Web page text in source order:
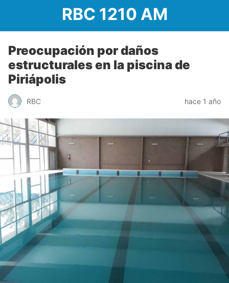
RBC 1210 AM
Preocupación por daños
estructurales en la piscina de
Piriápolis
RBC hace 1 año